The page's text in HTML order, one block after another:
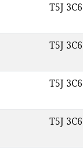
T5J 3C6
T5J 3C6
T5J 3C6
T5J 3C6